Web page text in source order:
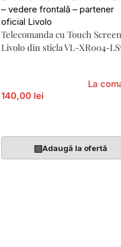
Telecomanda cu Touch Screen
Livolo din sticla VL-XR004-
140,00 lei
La
▤Adaugă la ofertă